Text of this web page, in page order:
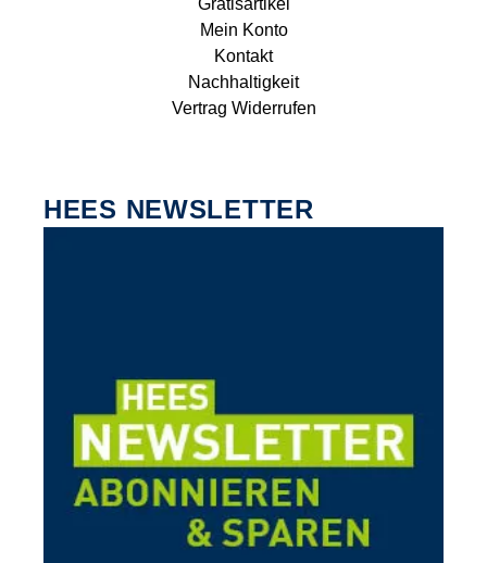
Mein Konto
Kontakt
Nachhaltigkeit
Vertrag Widerrufen
HEES NEWSLETTER